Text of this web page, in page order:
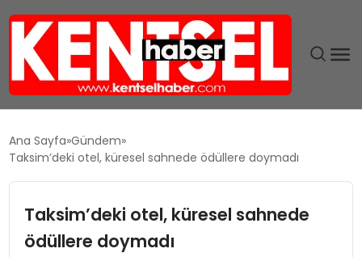
EKONOMI
Ana Sayfa Gündem
Taksim’deki otel, küresel sahnede ödüllere doymadı
Taksim’deki otel, küresel sahnede
ödüllere doymadı